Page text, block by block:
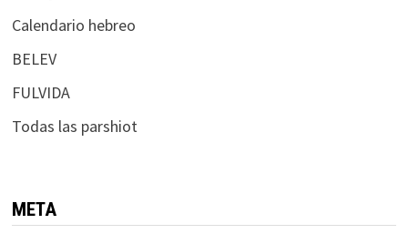
Calendario hebreo
BELEV
FULVIDA
Todas las parshiot
META